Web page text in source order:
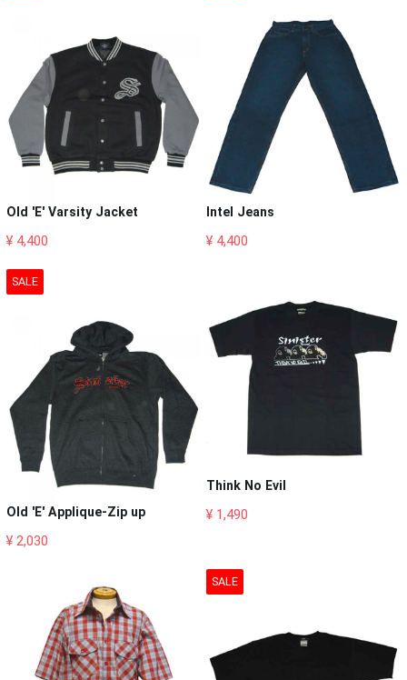
Old 'E' Varsity Jacket
¥ 4,400
Intel Jeans
¥ 4,400
SALE
Old 'E' Applique-Zip up
¥ 2,030
Think No Evil
¥ 1,490
SALE